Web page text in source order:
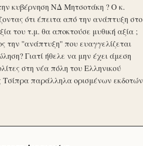
κυβέρνηση ΝΔ Μητσοτάκη ? Ο κ.
ότι έπειτα από την ανάπτυξη στο
του τ.μ. θα αποκτούσε μυθική αξία ;
την ''ανάπτυξη'' που ευαγγελίζεται
Γιατί ήθελε να μην έχει άμεση
στη νέα πόλη του Ελληνικού
παράλληλα ορισμένων εκδοτών